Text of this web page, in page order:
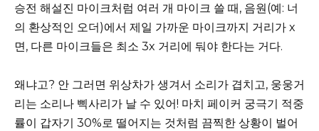
승전 해설진 마이크처럼 여러 개 마이크 쓸 때, 음원(예: 너
의 환상적인 오더)에서 제일 가까운 마이크까지 거리가 x
면, 다른 마이크들은 최소 3x 거리에 둬야 한다는 거다.
왜냐고? 안 그러면 위상차가 생겨서 소리가 겹치고, 웅웅거
리는 소리나 삑사리가 날 수 있어! 마치 페이커 궁극기 적중
률이 갑자기 30%로 떨어지는 것처럼 끔찍한 상황이 벌어